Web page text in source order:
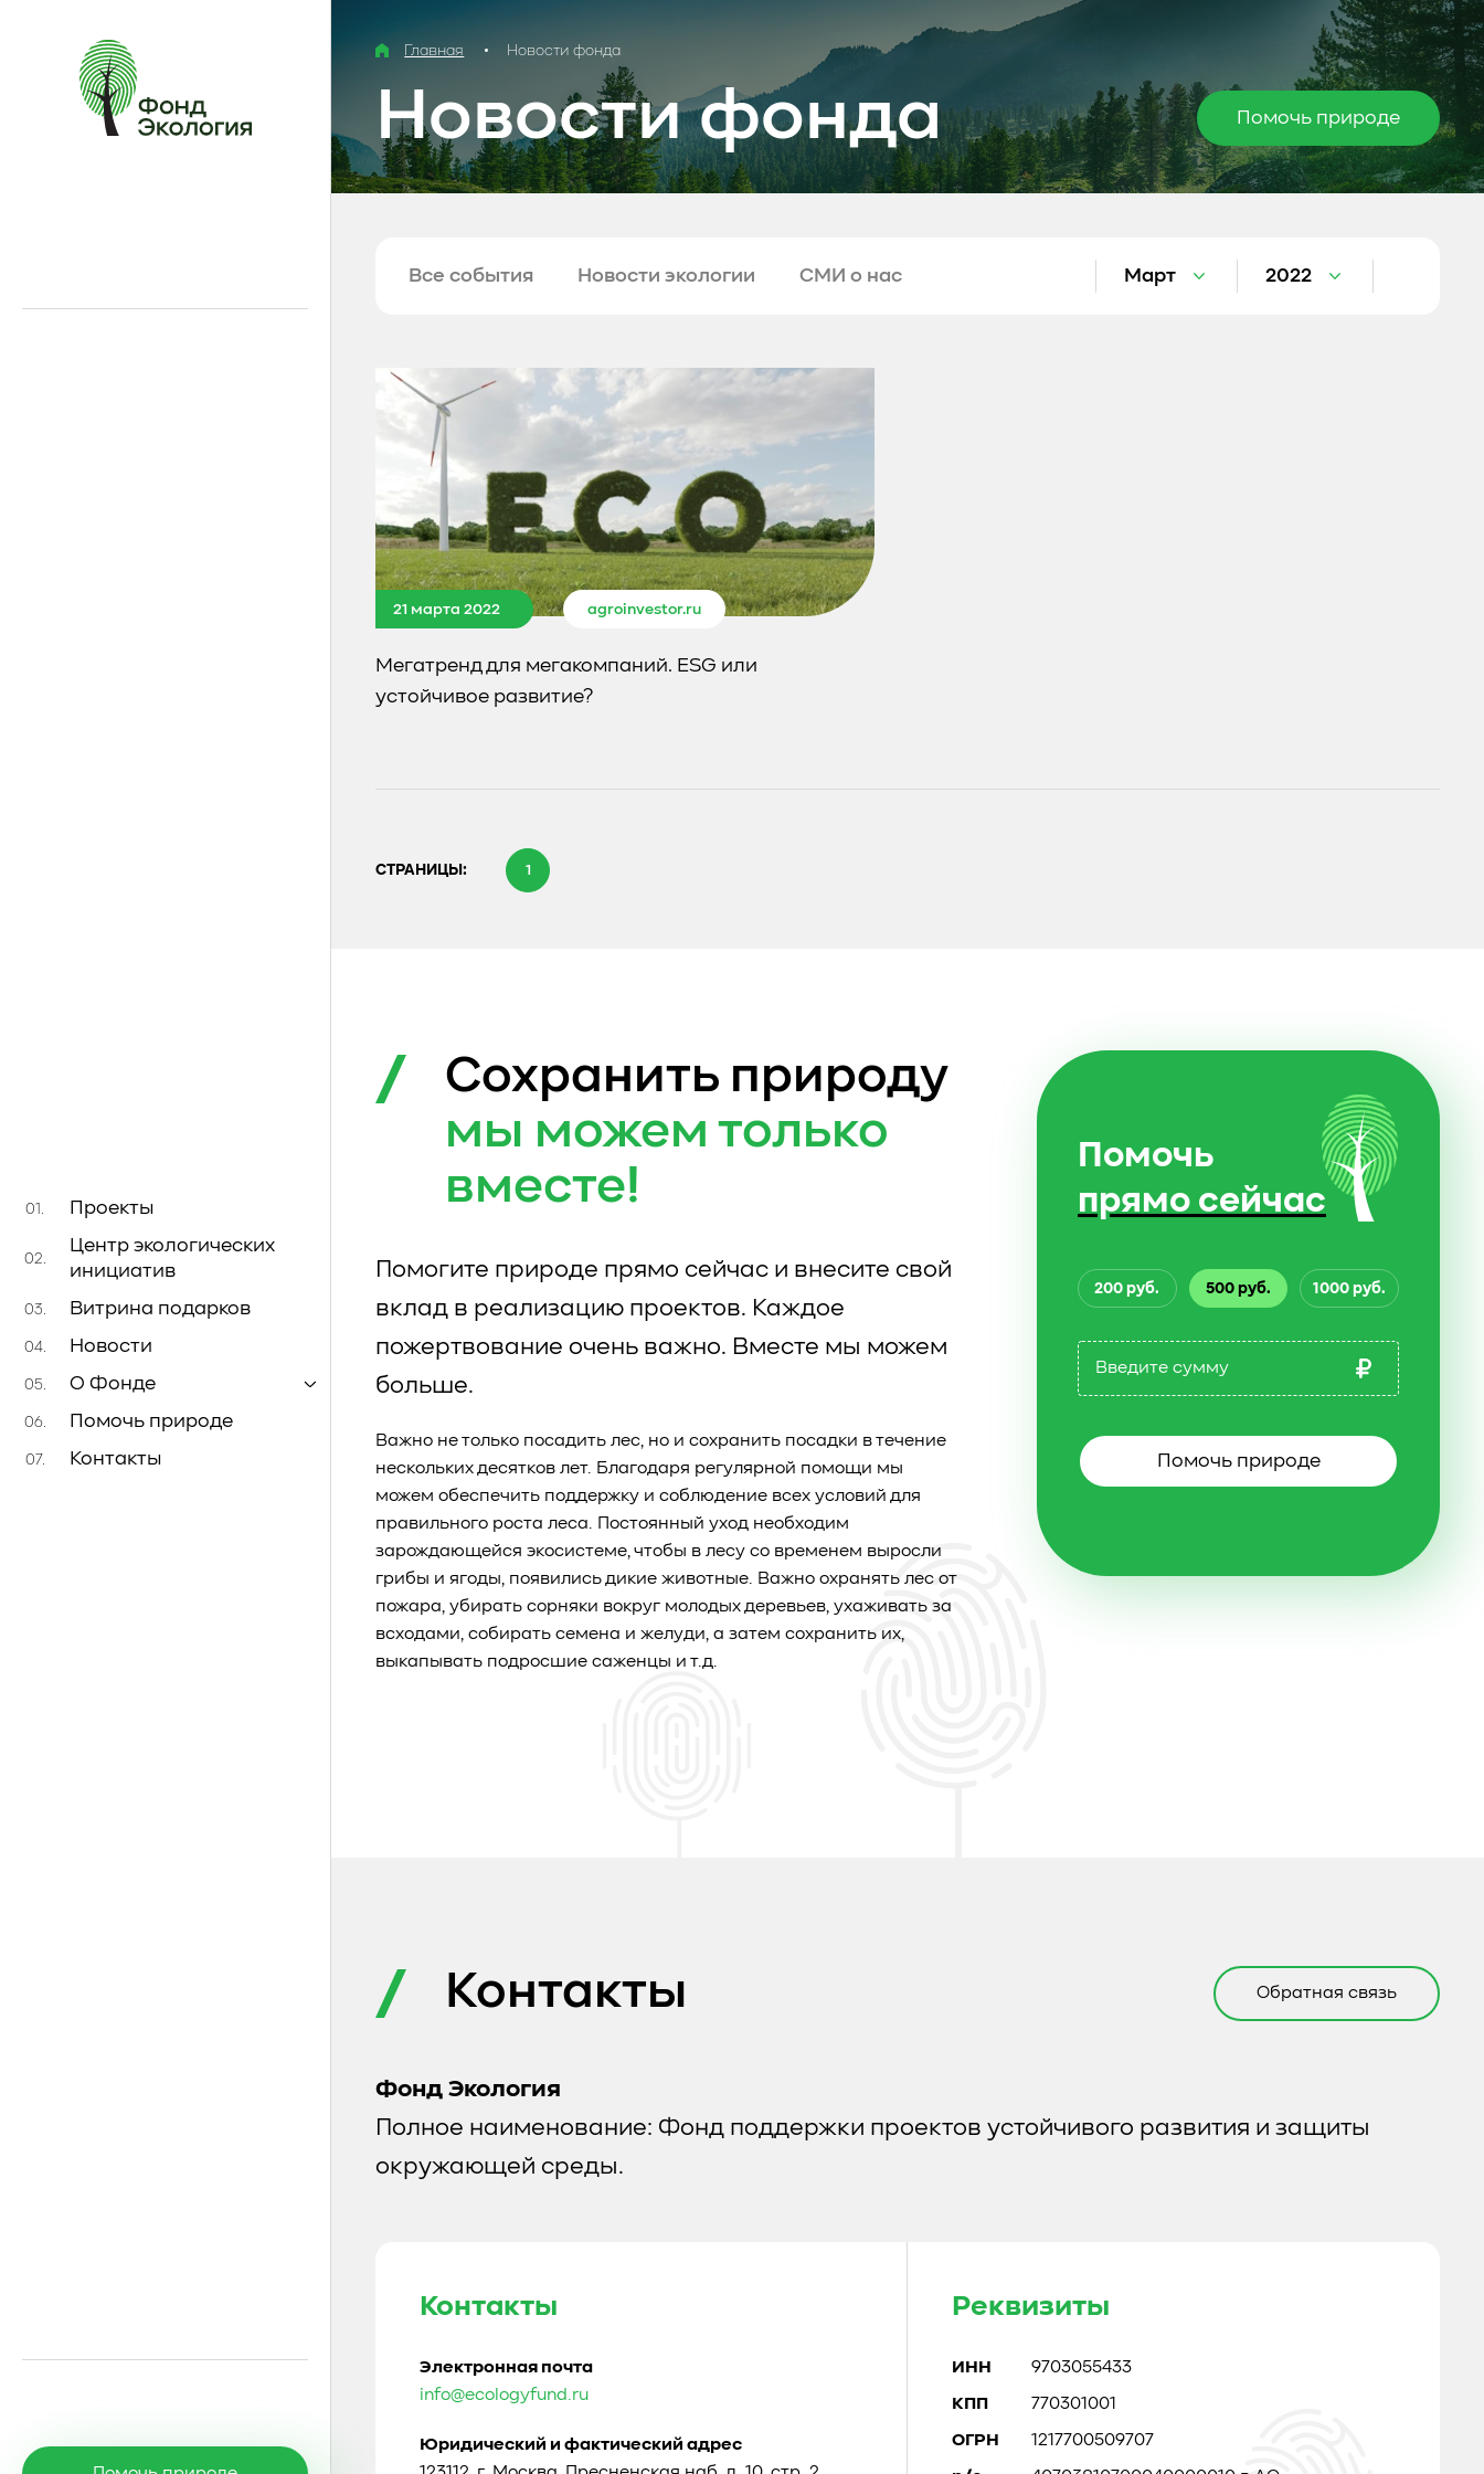
01. Проекты
02.
Центр экологических
инициатив
03. Витрина подарков
04. Новости
05. О Фонде
06. Помочь природе
07. Контакты
Главная Новости фонда
Новости фонда Помочь природе
Все события Новости экологии СМИ о нас Март 2022
21 марта 2022 agroinvestor.ru
Мегатренд для мегакомпаний. ESG или
устойчивое развитие?
СТРАНИЦЫ: 1
Сохранить природу
мы можем только
вместе!
Помогите природе прямо сейчас и внесите свой
вклад в реализацию проектов. Каждое
пожертвование очень важно. Вместе мы можем
больше.
Важно не только посадить лес, но и сохранить посадки в течение
нескольких десятков лет. Благодаря регулярной помощи мы
можем обеспечить поддержку и соблюдение всех условий для
правильного роста леса. Постоянный уход необходим
зарождающейся экосистеме, чтобы в лесу со временем выросли
грибы и ягоды, появились дикие животные. Важно охранять лес от
пожара, убирать сорняки вокруг молодых деревьев, ухаживать за
всходами, собирать семена и желуди, а затем сохранить их,
выкапывать подросшие саженцы и т.д.
Помочь
прямо сейчас
200 руб. 500 руб. 1000 руб.
Помочь природе
Контакты Обратная связь
Фонд Экология
Полное наименование: Фонд поддержки проектов устойчивого развития и защиты
окружающей среды.
Контакты
Электронная почта
info@ecologyfund.ru
Юридический и фактический адрес
Реквизиты
ИНН 9703055433
КПП 770301001
ОГРН 1217700509707